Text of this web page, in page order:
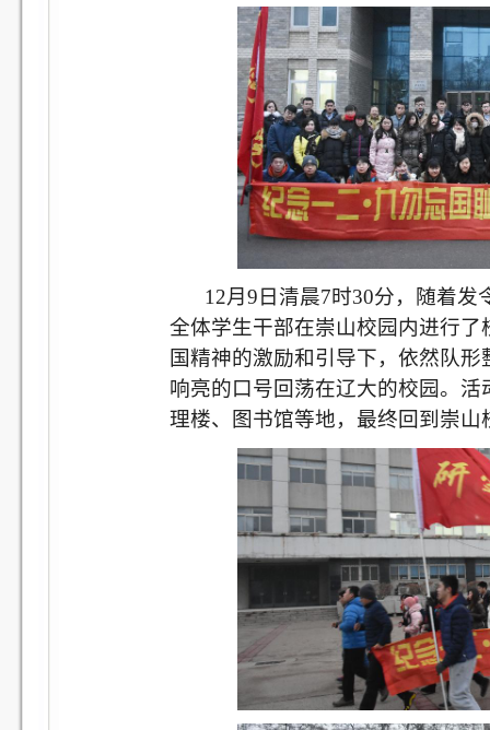
12月 9日清晨7时30分，随着发
全体学生干部在崇山校园内进行
国精神的激励和引导下，依然队
响亮的口号回荡在辽大的校园。
理楼、图书馆等地，最终回到崇山